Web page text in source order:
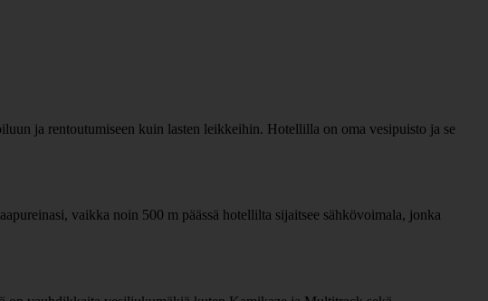
ja rentoutumiseen kuin lasten leikkeihin. Hotellilla on oma vesipuisto ja se
vaikka noin 500 m päässä hotellilta sijaitsee sähkövoimala, jonka